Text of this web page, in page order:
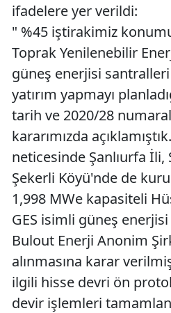
ifadelere yer verildi:
" %45 iştirakimiz
Toprak Yenilenebilir
güneş enerjisi
yatırım yapmayı
tarih ve 2020/28
kararımızda
neticesinde Şanlıurfa İli,
Şekerli Köyü'nde de
1,998 MWe kapasiteli
GES isimli güneş
Bulout Enerji Anonim
alınmasına karar
ilgili hisse devri ön
devir işlemleri